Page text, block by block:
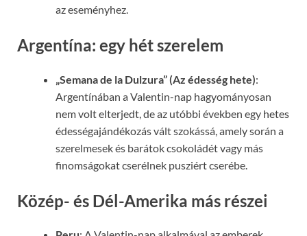
az eseményhez.
Argentína: egy hét szerelem
„Semana de la Dulzura” (Az édesség hete):
Argentínában a Valentin-nap hagyományosan
nem volt elterjedt, de az utóbbi években egy hetes
édességajándékozás vált szokássá, amely során a
szerelmesek és barátok csokoládét vagy más
finomságokat cserélnek pusziért cserébe.
Közép- és Dél-Amerika más részei